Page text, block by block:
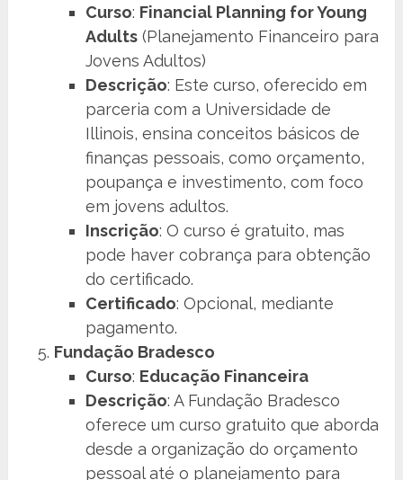
Curso: Financial Planning for Young
Adults(Planejamento Financeiro para
Jovens Adultos)
Descrição: Este curso, oferecido em
parceria com a Universidade de
Illinois, ensina conceitos básicos de
finanças pessoais, como orçamento,
poupança e investimento, com foco
em jovens adultos.
Inscrição: O curso é gratuito, mas
pode haver cobrança para obtenção
do certificado.
Certificado: Opcional, mediante
pagamento.
Fundação Bradesco
Curso: Educação Financeira
Descrição: A Fundação Bradesco
oferece um curso gratuito que aborda
desde a organização do orçamento
pessoal até o planejamento para